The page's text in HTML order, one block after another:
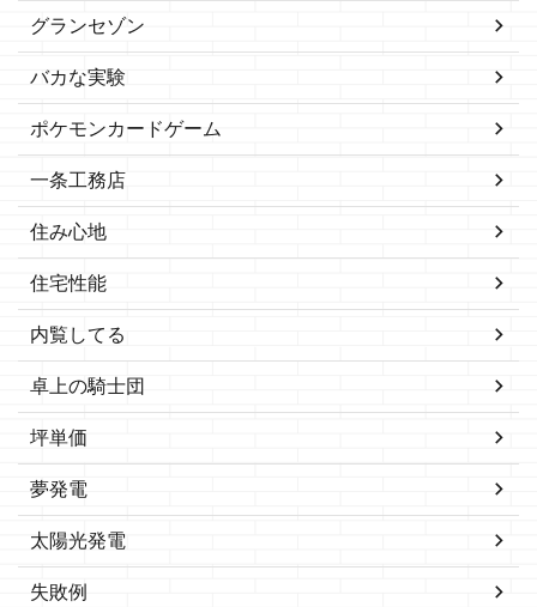
グランセゾン
バカな実験
ポケモンカードゲーム
一条工務店
住み心地
住宅性能
内覧してる
卓上の騎士団
坪単価
夢発電
太陽光発電
失敗例